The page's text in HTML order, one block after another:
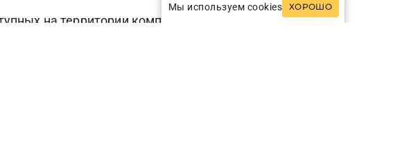
на территории комплекса Sani Resort. Sani Resort
Мы используем cookies ХОРОШО